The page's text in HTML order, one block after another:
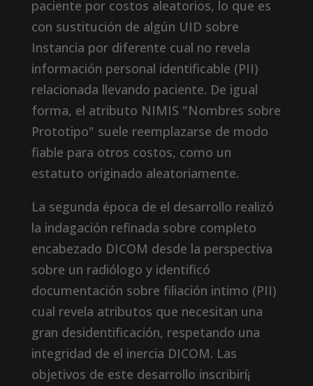
paciente por costos aleatorios, lo que es
con sustitución de algún UID sobre
Instancia por diferente cual no revela
información personal identificable (PII)
relacionada llevando paciente. De igual
forma, el atributo NIMIS "Nombres sobre
Prototipo" suele reemplazarse de modo
fiable para otros costos, como un
estatuto originado aleatoriamente.
La segunda época de el desarrollo realizó
la indagación refinada sobre completo
encabezado DICOM desde la perspectiva
sobre un radiólogo y identificó
documentación sobre filiación intimo (PII)
cual revela atributos que necesitan una
gran desidentificación, respetando una
integridad de el inercia DICOM. Las
objetivos de este desarrollo inscribirí¡